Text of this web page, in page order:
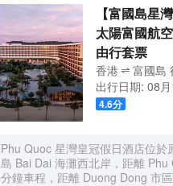
【富國島星
太陽富國航
由行套票
香港 富國島
出行日期: 08
4.6分
Phu Quoc 星灣皇冠假日酒店位於
島 Bai Dai 海灘西北岸，距離
分鐘車程，距離 Duong Dong 市